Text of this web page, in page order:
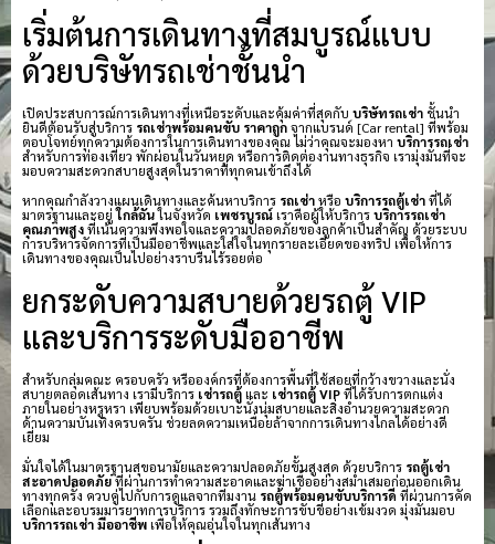
เริ่มต้นการเดินทางที่สมบูรณ์แบบ
ด้วยบริษัทรถเช่าชั้นนำ
เปิดประสบการณ์การเดินทางที่เหนือระดับและคุ้มค่าที่สุดกับ บริษัทรถเช่า ชั้นนำ
ยินดีต้อนรับสู่บริการ รถเช่าพร้อมคนขับ ราคาถูกจากแบรนด์ [Car rental] ที่พร้อม
ตอบโจทย์ทุกความต้องการในการเดินทางของคุณ ไม่ว่าคุณจะมองหา บริการรถเช่า
สำหรับการท่องเที่ยว พักผ่อนในวันหยุด หรือการติดต่องานทางธุรกิจ เรามุ่งมั่นที่จะ
มอบความสะดวกสบายสูงสุดในราคาที่ทุกคนเข้าถึงได้
หากคุณกำลังวางแผนเดินทางและค้นหาบริการ รถเช่าหรือ บริการรถตู้เช่าที่ได้
มาตรฐานและอยู่ใกล้ฉันในจังหวัด เพชรบูรณ์เราคือผู้ให้บริการบริการรถเช่า
คุณภาพสูงที่เน้นความพึงพอใจและความปลอดภัยของลูกค้าเป็นสำคัญ ด้วยระบบ
การบริหารจัดการที่เป็นมืออาชีพและใส่ใจในทุกรายละเอียดของทริป เพื่อให้การ
เดินทางของคุณเป็นไปอย่างราบรื่นไร้รอยต่อ
ยกระดับความสบายด้วยรถตู้ VIP
และบริการระดับมืออาชีพ
สำหรับกลุ่มคณะ ครอบครัว หรือองค์กรที่ต้องการพื้นที่ใช้สอยที่กว้างขวางและนั่ง
สบายตลอดเส้นทาง เรามีบริการ เช่ารถตู้และ เช่ารถตู้ VIPที่ได้รับการตกแต่ง
ภายในอย่างหรูหรา เพียบพร้อมด้วยเบาะนั่งนุ่มสบายและสิ่งอำนวยความสะดวก
ด้านความบันเทิงครบครัน ช่วยลดความเหนื่อยล้าจากการเดินทางไกลได้อย่างดี
เยี่ยม
มั่นใจได้ในมาตรฐานสุขอนามัยและความปลอดภัยขั้นสูงสุด ด้วยบริการ รถตู้เช่า
สะอาดปลอดภัยที่ผ่านการทำความสะอาดและฆ่าเชื้ออย่างสม่ำเสมอก่อนออกเดิน
ทางทุกครั้ง ควบคู่ไปกับการดูแลจากทีมงาน รถตู้พร้อมคนขับบริการดี ที่ผ่านการคัด
เลือกและอบรมมารยาทการบริการ รวมถึงทักษะการขับขี่อย่างเข้มงวด มุ่งมั่นมอบ
บริการรถเช่า มืออาชีพเพื่อให้คุณอุ่นใจในทุกเส้นทาง